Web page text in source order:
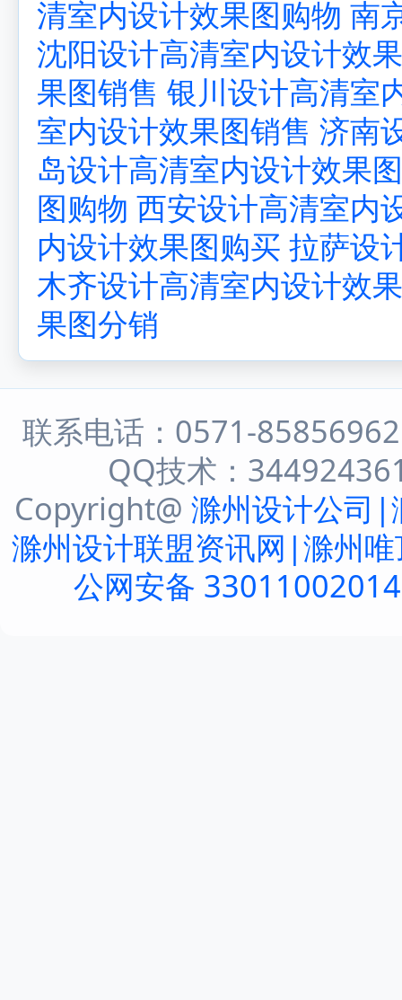
清室内设计效果图购物 南
沈阳设计高清室内设计效
果图销售 银川设计高清室
室内设计效果图销售 济南
岛设计高清室内设计效果
图购物 西安设计高清室内
内设计效果图购买 拉萨设
木齐设计高清室内设计效
果图分销
联系电话：0571-
QQ技术：
Copyright@ 滁州设计公司|
滁州设计联盟资讯网|滁州
公网安备